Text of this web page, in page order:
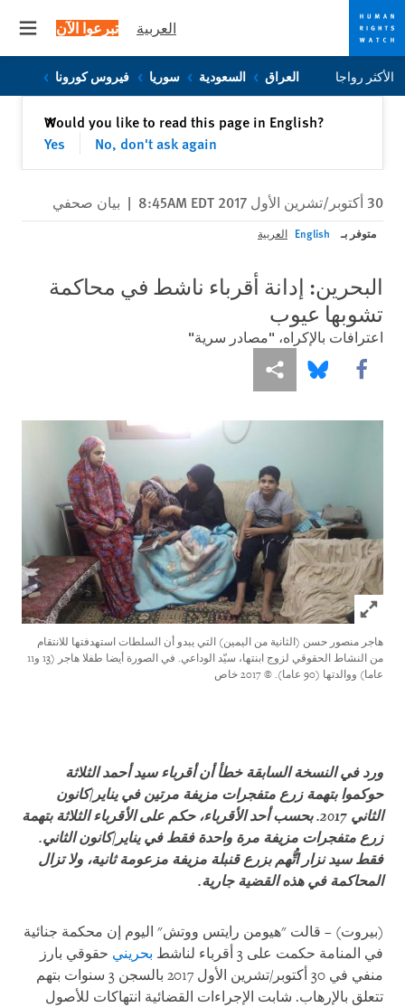
Skip
to
Skip
to
العربية تبرعوا الآن
الأكثر رواجا العراق السعودية سوريا فيروس كورونا
Would you like to read this page in English?
Yes
No, don't ask again
✕إغلاق
30 أكتوبر/تشرين الأول 2017 8:45AM EDT | بيان صحفي
متوفر بـ English العربية
البحرين: إدانة أقرباء ناشط في محاكمة
تشوبها عيوب
اعترافات بالإكراه، "مصادر سرية"
Share this via Facebook
Share this via Bluesky
Share this via مشاركة
Click to expand Image
هاجر منصور حسن (الثانية من اليمين) التي يبدو أن السلطات استهدفتها للانتقام
من النشاط الحقوقي لزوج ابنتها، سيّد الوداعي. في الصورة أيضا طفلا هاجر (13 و11
عاما) ووالدتها (90 عاما).
© 2017 خاص
ورد في النسخة السابقة خطأ أن أقرباء سيد أحمد الثلاثة
حوكموا بتهمة زرع متفجرات مزيفة مرتين في يناير/كانون
الثاني 2017. بحسب أحد الأقرباء، حكم على الأقرباء الثلاثة بتهمة
زرع متفجرات مزيفة مرة واحدة فقط في يناير/كانون الثاني.
فقط سيد نزار اتُّهم بزرع قنبلة مزيفة مزعومة ثانية، ولا تزال
المحاكمة في هذه القضية جارية.
(بيروت) – قالت "هيومن رايتس ووتش" اليوم إن محكمة جنائية
في المنامة حكمت على 3 أقرباء لناشط
بحريني حقوقي بارز
منفي في 30 أكتوبر/تشرين الأول 2017 بالسجن 3 سنوات بتهم
تتعلق بالإرهاب. شابت الإجراءات القضائية انتهاكات للأصول